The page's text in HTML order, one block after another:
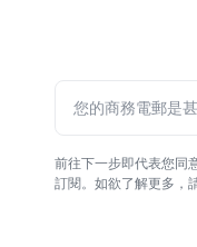
前往下一步即代表您同
訂閱。如欲了解更多，